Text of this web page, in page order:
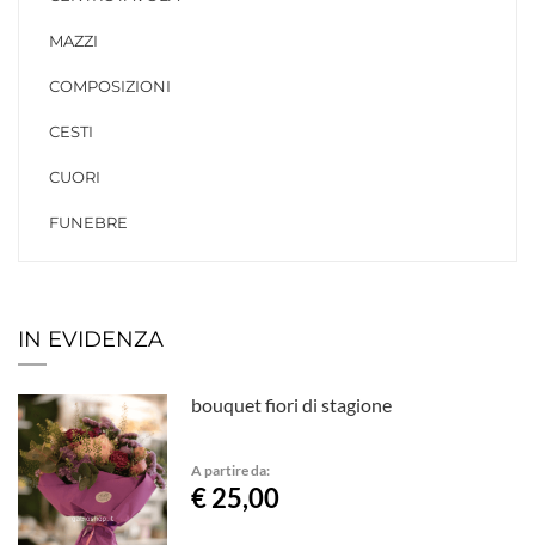
MAZZI
COMPOSIZIONI
CESTI
CUORI
FUNEBRE
IN EVIDENZA
bouquet fiori di stagione
A partire da:
€ 25,00